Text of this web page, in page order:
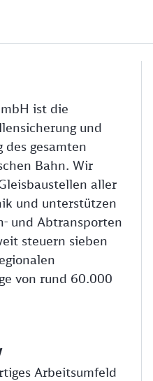
ist die
und
des gesamten
Bahn. Wir
aller
und unterstützen
und Abtransporten
steuern sieben
von rund 60.000
Arbeitsumfeld